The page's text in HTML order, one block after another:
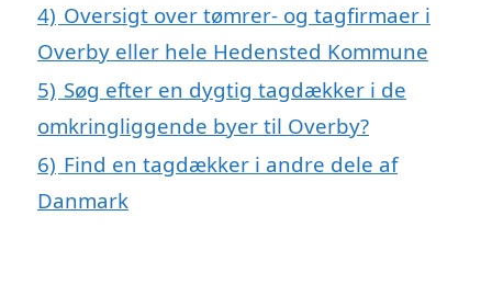
4) Oversigt over tømrer- og tagfirmaer i
Overby eller hele Hedensted Kommune
5) Søg efter en dygtig tagdækker i de
omkringliggende byer til Overby?
6) Find en tagdækker i andre dele af
Danmark